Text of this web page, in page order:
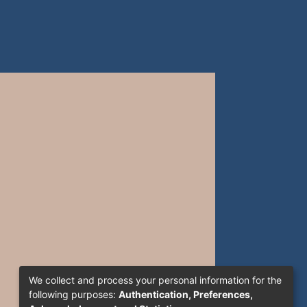
We collect and process your personal information for the
following purposes: Authentication, Preferences,